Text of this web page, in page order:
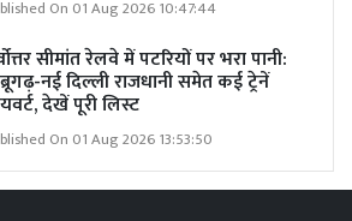
On 01 Aug 2026 10:47:44
सीमांत रेलवे में पटरियों पर भरा पानी:
नई दिल्ली राजधानी समेत कई ट्रेनें
देखें पूरी लिस्ट
On 01 Aug 2026 13:53:50